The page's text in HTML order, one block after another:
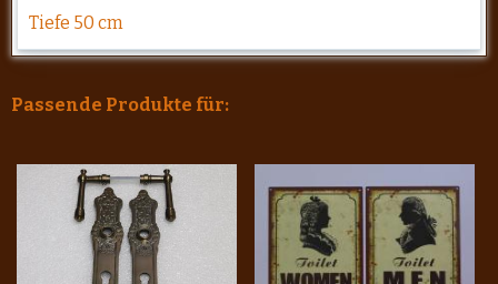
Tiefe 50 cm
Passende Produkte für: